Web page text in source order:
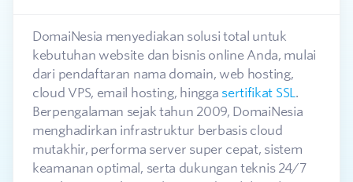
DomaiNesia menyediakan solusi total untuk
kebutuhan website dan bisnis online Anda, mulai
dari pendaftaran nama domain, web hosting,
cloud VPS, email hosting, hingga sertifikat SSL.
Berpengalaman sejak tahun 2009, DomaiNesia
menghadirkan infrastruktur berbasis cloud
mutakhir, performa server super cepat, sistem
keamanan optimal, serta dukungan teknis 24/7